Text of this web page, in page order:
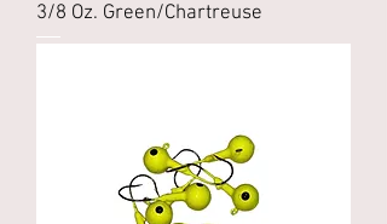
3/8 Oz. Green/Chartreuse